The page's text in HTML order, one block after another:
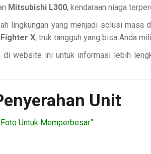
Mitsubishi L300, kendaraan niaga
lingkungan yang menjadi solusi masa
Fighter X, truk tangguh yang bisa Anda
website ini untuk informasi lebih
Unit
Untuk Memperbesar”